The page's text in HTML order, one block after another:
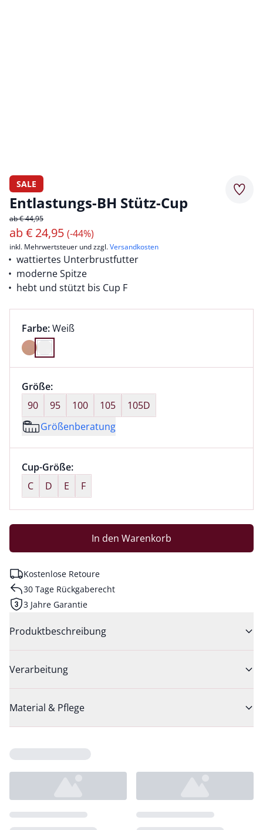
SALE
Entlastungs-BH Stütz-Cup
ab € 44,95
ab€ 24,95 (-44%)
inkl. Mehrwertsteuer und zzgl.Versandkosten
wattiertes Unterbrustfutter
moderne Spitze
hebt und stützt bis Cup F
Farbauswahl:
Farbe:aktuell ausgewählt:
Weiß
Farbe Weiß ausgewählt
Größenauswahl:
Größe:nichts ausgewählt
90
95 100 105
105D
Größenberatung
Größenauswahl:
Cup-Größe:nichts ausgewählt
C
D E F
In den Warenkorb
Kostenlose Retoure
30 Tage Rückgaberecht
3 Jahre Garantie
Produktbeschreibung
Verarbeitung
Material & Pflege